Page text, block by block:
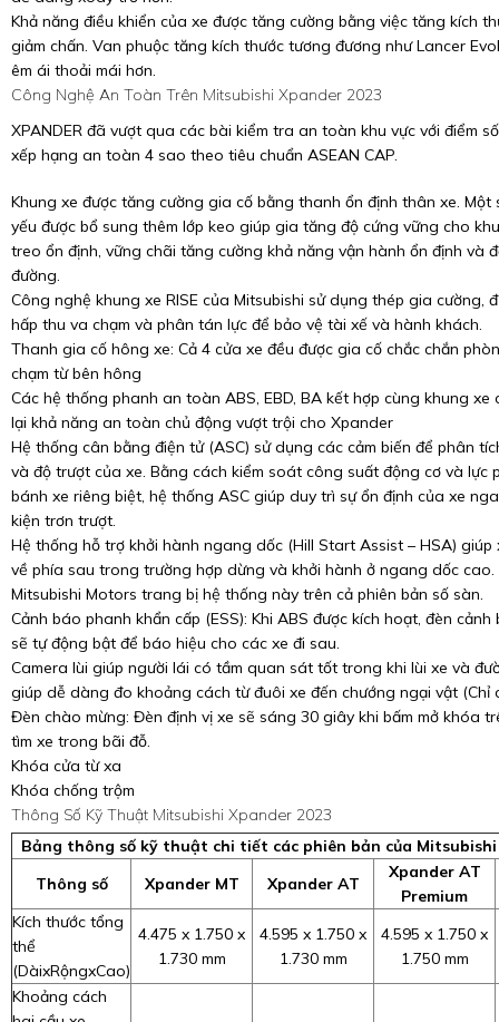
Khả năng điều khiển của xe được tăng cường bằng việc tăng kích
giảm chấn. Van phuộc tăng kích thước tương đương như Lancer
êm ái thoải mái hơn.
Công Nghệ An Toàn Trên Mitsubishi Xpander 2023
XPANDER đã vượt qua các bài kiểm tra an toàn khu vực với điểm
xếp hạng an toàn 4 sao theo tiêu chuẩn ASEAN CAP.
Khung xe được tăng cường gia cố bằng thanh ổn định thân xe. Một
yếu được bổ sung thêm lớp keo giúp gia tăng độ cứng vững cho
treo ổn định, vững chãi tăng cường khả năng vận hành ổn định và
đường.
Công nghệ khung xe RISE của Mitsubishi sử dụng thép gia cường,
hấp thu va chạm và phân tán lực để bảo vệ tài xế và hành khách.
Thanh gia cố hông xe: Cả 4 cửa xe đều được gia cố chắc chắn
chạm từ bên hông
Các hệ thống phanh an toàn ABS, EBD, BA kết hợp cùng khung xe
lại khả năng an toàn chủ động vượt trội cho Xpander
Hệ thống cân bằng điện tử (ASC) sử dụng các cảm biến để phân
và độ trượt của xe. Bằng cách kiểm soát công suất động cơ và lực
bánh xe riêng biệt, hệ thống ASC giúp duy trì sự ổn định của xe
kiện trơn trượt.
Hệ thống hỗ trợ khởi hành ngang dốc (Hill Start Assist – HSA)
về phía sau trong trường hợp dừng và khởi hành ở ngang dốc cao.
Mitsubishi Motors trang bị hệ thống này trên cả phiên bản số sàn.
Cảnh báo phanh khẩn cấp (ESS): Khi ABS được kích hoạt, đèn
sẽ tự động bật để báo hiệu cho các xe đi sau.
Camera lùi giúp người lái có tầm quan sát tốt trong khi lùi xe và
giúp dễ dàng đo khoảng cách từ đuôi xe đến chướng ngại vật (Chỉ
Đèn chào mừng: Đèn định vị xe sẽ sáng 30 giây khi bấm mở khóa
tìm xe trong bãi đỗ.
Khóa cửa từ xa
Khóa chống trộm
Thông Số Kỹ Thuật Mitsubishi Xpander 2023
Bảng thông số kỹ thuật chi tiết các phiên bản của Mitsubishi
Thông số
Xpander MT Xpander AT
Xpander AT
Premium
Kích thước tổng
thể
(DàixRộngxCao)
4.475 x 1.750 x
1.730 mm
4.595 x 1.750 x
1.730 mm
4.595 x 1.750 x
1.750 mm
Khoảng cách